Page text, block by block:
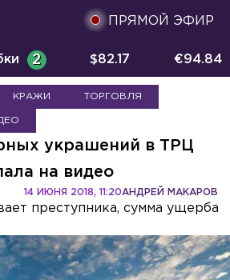
ПРЯМОЙ ЭФИР
2 $82.17 €94.84
КРАЖИ ТОРГОВЛЯ
украшений в ТРЦ
на видео
АНДРЕЙ МАКАРОВ
14 ИЮНЯ 2018, 11:20
преступника, сумма ущерба